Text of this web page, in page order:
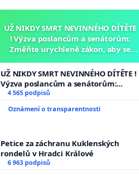
UŽ NIKDY SMRT NEVINNÉHO DÍTĚTE
! Výzva poslancům a senátorům:
Změňte urychleně zákon, aby se
opakovat!
UŽ NIKDY SMRT NEVINNÉHO DÍTĚTE !
Výzva poslancům a senátorům:
Změňte urychleně zákon, aby se
opakovat!
4 565 podpisů
Oznámení o transparentnosti
Petice za záchranu Kuklenských
rondelů v Hradci Králové
6 963 podpisů